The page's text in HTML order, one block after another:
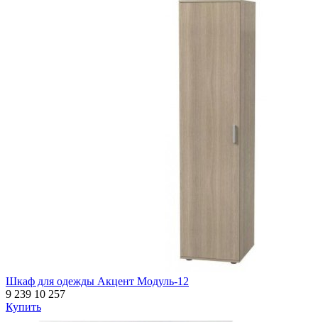
Шкаф для одежды Акцент Модуль-12
9 239 10 257
Купить